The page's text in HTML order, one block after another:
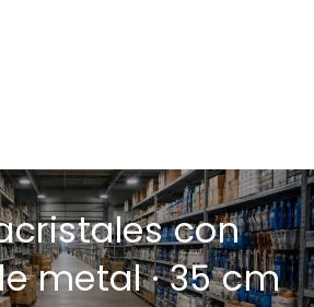
con
metal · 35 cm